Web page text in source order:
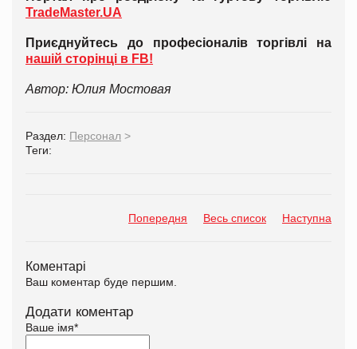
TradeMaster.UA
Приєднуйтесь до професіоналів торгівлі на
нашій сторінці в FB!
Автор: Юлия Мостовая
Раздел: Персонал >
Теги:
Попередня Весь список Наступна
Коментарі
Ваш коментар буде першим.
Додати коментар
Ваше імя*